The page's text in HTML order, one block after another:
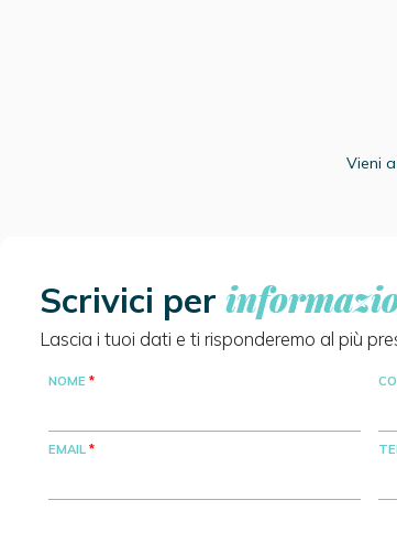
Vieni
Scrivici per
Lascia i tuoi dati e ti risponderemo al più
NOME
EMAIL